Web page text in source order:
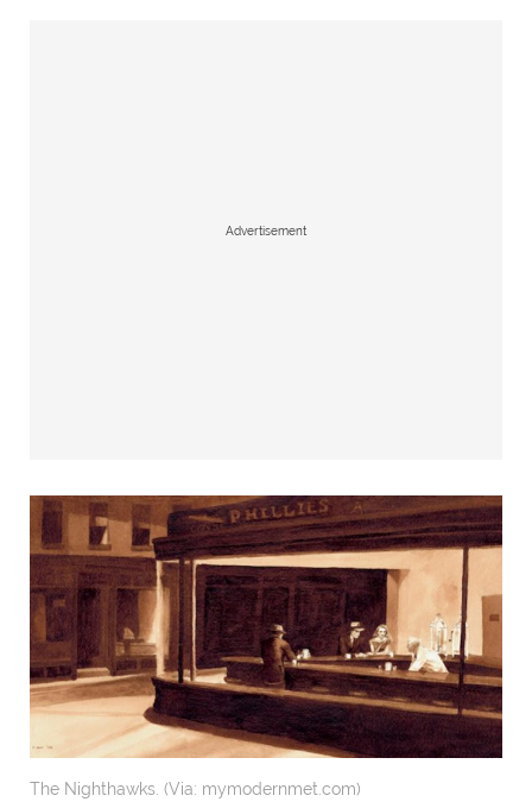
Advertisement
The Nighthawks. (Via: mymodernmet.com)